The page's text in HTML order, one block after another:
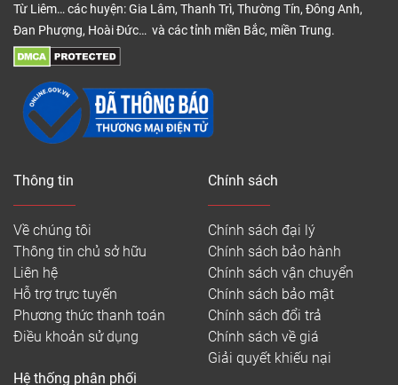
Từ Liêm… các huyện: Gia Lâm, Thanh Trì, Thường Tín, Đông Anh,
Đan Phượng, Hoài Đức… và các tỉnh miền Bắc, miền Trung.
Thông tin
Về chúng tôi
Thông tin chủ sở hữu
Liên hệ
Hỗ trợ trực tuyến
Phương thức thanh toán
Điều khoản sử dụng
Chính sách
Chính sách đại lý
Chính sách bảo hành
Chính sách vận chuyển
Chính sách bảo mật
Chính sách đổi trả
Chính sách về giá
Giải quyết khiếu nại
Hệ thống phân phối